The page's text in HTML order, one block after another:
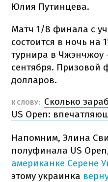
Юлия Путинцева.
Матч 1/8 финала с
состоится в ночь на
турнира в Чжэнчжоу
сентября. Призовой
долларов.
К СЛОВУ:
Сколько
US Open:
Напомним, Элина
полуфинала US
американке Серене
этому украинка